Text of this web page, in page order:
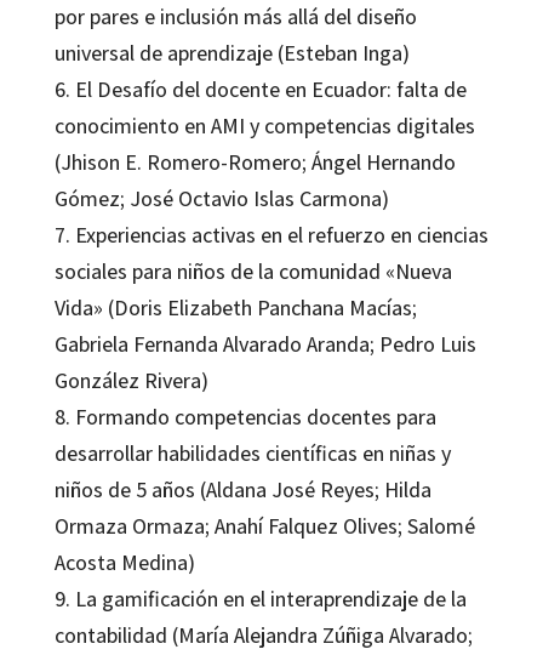
por pares e inclusión más allá del diseño
universal de aprendizaje (Esteban Inga)
6. El Desafío del docente en Ecuador: falta de
conocimiento en AMI y competencias digitales
(Jhison E. Romero-Romero; Ángel Hernando
Gómez; José Octavio Islas Carmona)
7. Experiencias activas en el refuerzo en ciencias
sociales para niños de la comunidad «Nueva
Vida» (Doris Elizabeth Panchana Macías;
Gabriela Fernanda Alvarado Aranda; Pedro Luis
González Rivera)
8. Formando competencias docentes para
desarrollar habilidades científicas en niñas y
niños de 5 años (Aldana José Reyes; Hilda
Ormaza Ormaza; Anahí Falquez Olives; Salomé
Acosta Medina)
9. La gamificación en el interaprendizaje de la
contabilidad (María Alejandra Zúñiga Alvarado;